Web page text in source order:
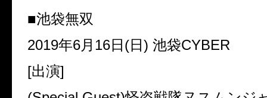
■池袋無双
2019年6月 16日 (日 ) 池袋CYBER
[出演]